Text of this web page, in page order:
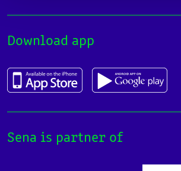
Download app
Sena is partner of